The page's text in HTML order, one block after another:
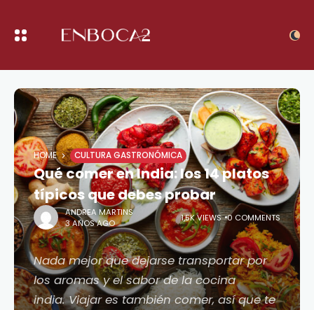
HOME CULTURA GASTRONÓMICA
Qué comer en India: los 14 platos
típicos que debes probar
ANDREA MARTINS
3 AÑOS AGO
1,5K VIEWS 0 COMMENTS
Nada mejor que dejarse transportar por
los aromas y el sabor de la cocina
india. Viajar es también comer, así que te